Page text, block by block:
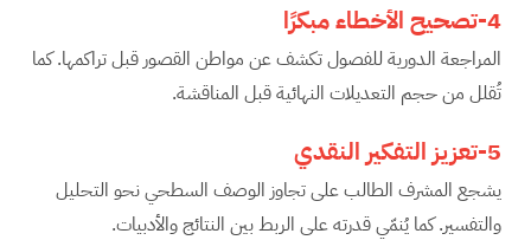
4-تصحيح الأخطاء مبكرًا
المراجعة الدورية للفصول تكشف عن مواطن القصور قبل تراكمها. كما
تُقلل من حجم التعديلات النهائية قبل المناقشة.
5-تعزيز التفكير النقدي
يشجع المشرف الطالب على تجاوز الوصف السطحي نحو التحليل
والتفسير. كما يُنمّي قدرته على الربط بين النتائج والأدبيات.